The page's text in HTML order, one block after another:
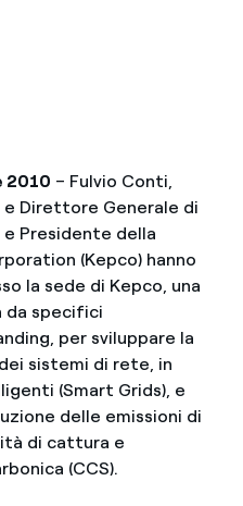
2010 – Fulvio Conti,
Direttore Generale di
e Presidente della
(Kepco) hanno
la sede di Kepco, una
da specifici
per sviluppare la
sistemi di rete, in
(Smart Grids), e
delle emissioni di
di cattura e
(CCS).